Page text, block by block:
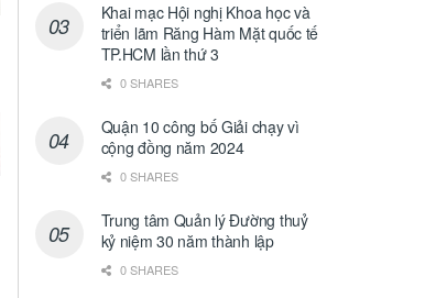
Khai mạc Hội nghị Khoa học và
triển lãm Răng Hàm Mặt quốc tế
TP.HCM lần thứ 3
0 SHARES
Quận 10 công bố Giải chạy vì
cộng đồng năm 2024
0 SHARES
Trung tâm Quản lý Đường thuỷ
kỷ niệm 30 năm thành lập
0 SHARES